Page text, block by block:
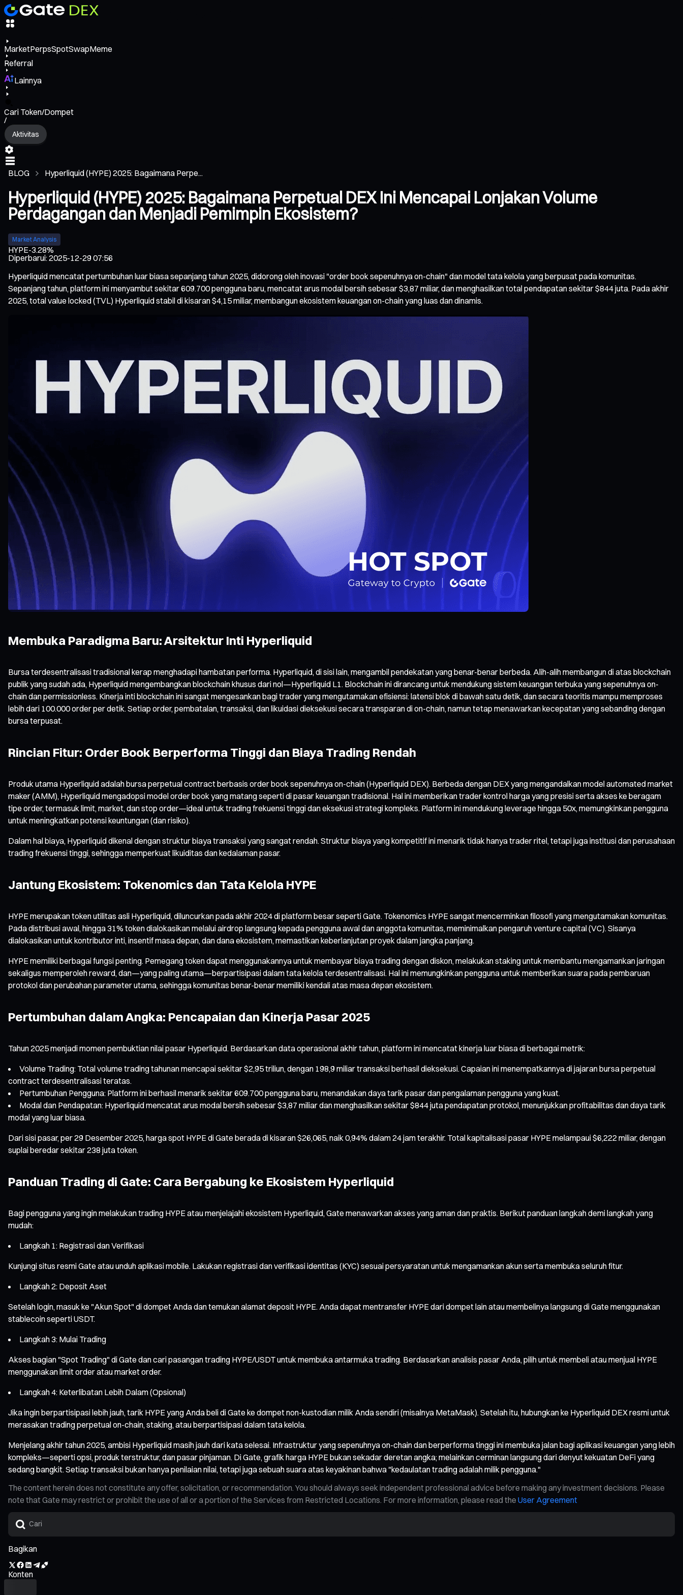
MarketPerpsSpotSwapMeme
Referral
Lainnya
Cari Token/Dompet
/
Aktivitas
BLOG Hyperliquid (HYPE) 2025: Bagaimana Perpe...
Hyperliquid (HYPE) 2025: Bagaimana Perpetual DEX Ini Mencapai Lonjakan Volume
Perdagangan dan Menjadi Pemimpin Ekosistem?
Market Analysis
HYPE-3.28%
Diperbarui:2025-12-29 07:56
Hyperliquid mencatat pertumbuhan luar biasa sepanjang tahun 2025, didorong oleh inovasi "order book sepenuhnya on-chain" dan model tata kelola yang berpusat pada komunitas.
Sepanjang tahun, platform ini menyambut sekitar 609.700 pengguna baru, mencatat arus modal bersih sebesar $3,87 miliar, dan menghasilkan total pendapatan sekitar $844 juta. Pada akhir
2025, total value locked (TVL) Hyperliquid stabil di kisaran $4,15 miliar, membangun ekosistem keuangan on-chain yang luas dan dinamis.
Membuka Paradigma Baru: Arsitektur Inti Hyperliquid
Bursa terdesentralisasi tradisional kerap menghadapi hambatan performa. Hyperliquid, di sisi lain, mengambil pendekatan yang benar-benar berbeda. Alih-alih membangun di atas blockchain
publik yang sudah ada, Hyperliquid mengembangkan blockchain khusus dari nol—Hyperliquid L1. Blockchain ini dirancang untuk mendukung sistem keuangan terbuka yang sepenuhnya on-
chain dan permissionless. Kinerja inti blockchain ini sangat mengesankan bagi trader yang mengutamakan efisiensi: latensi blok di bawah satu detik, dan secara teoritis mampu memproses
lebih dari 100.000 order per detik. Setiap order, pembatalan, transaksi, dan likuidasi dieksekusi secara transparan di on-chain, namun tetap menawarkan kecepatan yang sebanding dengan
bursa terpusat.
Rincian Fitur: Order Book Berperforma Tinggi dan Biaya Trading Rendah
Produk utama Hyperliquid adalah bursa perpetual contract berbasis order book sepenuhnya on-chain (Hyperliquid DEX). Berbeda dengan DEX yang mengandalkan model automated market
maker (AMM), Hyperliquid mengadopsi model order book yang matang seperti di pasar keuangan tradisional. Hal ini memberikan trader kontrol harga yang presisi serta akses ke beragam
tipe order, termasuk limit, market, dan stop order—ideal untuk trading frekuensi tinggi dan eksekusi strategi kompleks. Platform ini mendukung leverage hingga 50x, memungkinkan pengguna
untuk meningkatkan potensi keuntungan (dan risiko).
Dalam hal biaya, Hyperliquid dikenal dengan struktur biaya transaksi yang sangat rendah. Struktur biaya yang kompetitif ini menarik tidak hanya trader ritel, tetapi juga institusi dan perusahaan
trading frekuensi tinggi, sehingga memperkuat likuiditas dan kedalaman pasar.
Jantung Ekosistem: Tokenomics dan Tata Kelola HYPE
HYPE merupakan token utilitas asli Hyperliquid, diluncurkan pada akhir 2024 di platform besar seperti Gate. Tokenomics HYPE sangat mencerminkan filosofi yang mengutamakan komunitas.
Pada distribusi awal, hingga 31% token dialokasikan melalui airdrop langsung kepada pengguna awal dan anggota komunitas, meminimalkan pengaruh venture capital (VC). Sisanya
dialokasikan untuk kontributor inti, insentif masa depan, dan dana ekosistem, memastikan keberlanjutan proyek dalam jangka panjang.
HYPE memiliki berbagai fungsi penting. Pemegang token dapat menggunakannya untuk membayar biaya trading dengan diskon, melakukan staking untuk membantu mengamankan jaringan
sekaligus memperoleh reward, dan—yang paling utama—berpartisipasi dalam tata kelola terdesentralisasi. Hal ini memungkinkan pengguna untuk memberikan suara pada pembaruan
protokol dan perubahan parameter utama, sehingga komunitas benar-benar memiliki kendali atas masa depan ekosistem.
Pertumbuhan dalam Angka: Pencapaian dan Kinerja Pasar 2025
Tahun 2025 menjadi momen pembuktian nilai pasar Hyperliquid. Berdasarkan data operasional akhir tahun, platform ini mencatat kinerja luar biasa di berbagai metrik:
Volume Trading: Total volume trading tahunan mencapai sekitar $2,95 triliun, dengan 198,9 miliar transaksi berhasil dieksekusi. Capaian ini menempatkannya di jajaran bursa perpetual
contract terdesentralisasi teratas.
Pertumbuhan Pengguna: Platform ini berhasil menarik sekitar 609.700 pengguna baru, menandakan daya tarik pasar dan pengalaman pengguna yang kuat.
Modal dan Pendapatan: Hyperliquid mencatat arus modal bersih sebesar $3,87 miliar dan menghasilkan sekitar $844 juta pendapatan protokol, menunjukkan profitabilitas dan daya tarik
modal yang luar biasa.
Dari sisi pasar, per 29 Desember 2025, harga spot HYPE di Gate berada di kisaran $26,065, naik 0,94% dalam 24 jam terakhir. Total kapitalisasi pasar HYPE melampaui $6,222 miliar, dengan
suplai beredar sekitar 238 juta token.
Panduan Trading di Gate: Cara Bergabung ke Ekosistem Hyperliquid
Bagi pengguna yang ingin melakukan trading HYPE atau menjelajahi ekosistem Hyperliquid, Gate menawarkan akses yang aman dan praktis. Berikut panduan langkah demi langkah yang
mudah:
Langkah 1: Registrasi dan Verifikasi
Kunjungi situs resmi Gate atau unduh aplikasi mobile. Lakukan registrasi dan verifikasi identitas (KYC) sesuai persyaratan untuk mengamankan akun serta membuka seluruh fitur.
Langkah 2: Deposit Aset
Setelah login, masuk ke "Akun Spot" di dompet Anda dan temukan alamat deposit HYPE. Anda dapat mentransfer HYPE dari dompet lain atau membelinya langsung di Gate menggunakan
stablecoin seperti USDT.
Langkah 3: Mulai Trading
Akses bagian "Spot Trading" di Gate dan cari pasangan trading HYPE/USDT untuk membuka antarmuka trading. Berdasarkan analisis pasar Anda, pilih untuk membeli atau menjual HYPE
menggunakan limit order atau market order.
Langkah 4: Keterlibatan Lebih Dalam (Opsional)
Jika ingin berpartisipasi lebih jauh, tarik HYPE yang Anda beli di Gate ke dompet non-kustodian milik Anda sendiri (misalnya MetaMask). Setelah itu, hubungkan ke Hyperliquid DEX resmi untuk
merasakan trading perpetual on-chain, staking, atau berpartisipasi dalam tata kelola.
Menjelang akhir tahun 2025, ambisi Hyperliquid masih jauh dari kata selesai. Infrastruktur yang sepenuhnya on-chain dan berperforma tinggi ini membuka jalan bagi aplikasi keuangan yang lebih
kompleks—seperti opsi, produk terstruktur, dan pasar pinjaman. Di Gate, grafik harga HYPE bukan sekadar deretan angka; melainkan cerminan langsung dari denyut kekuatan DeFi yang
sedang bangkit. Setiap transaksi bukan hanya penilaian nilai, tetapi juga sebuah suara atas keyakinan bahwa "kedaulatan trading adalah milik pengguna."
The content herein does not constitute any offer, solicitation, or recommendation. You should always seek independent professional advice before making any investment decisions. Please
note that Gate may restrict or prohibit the use of all or a portion of the Services from Restricted Locations. For more information, please read the User Agreement
Bagikan
Konten